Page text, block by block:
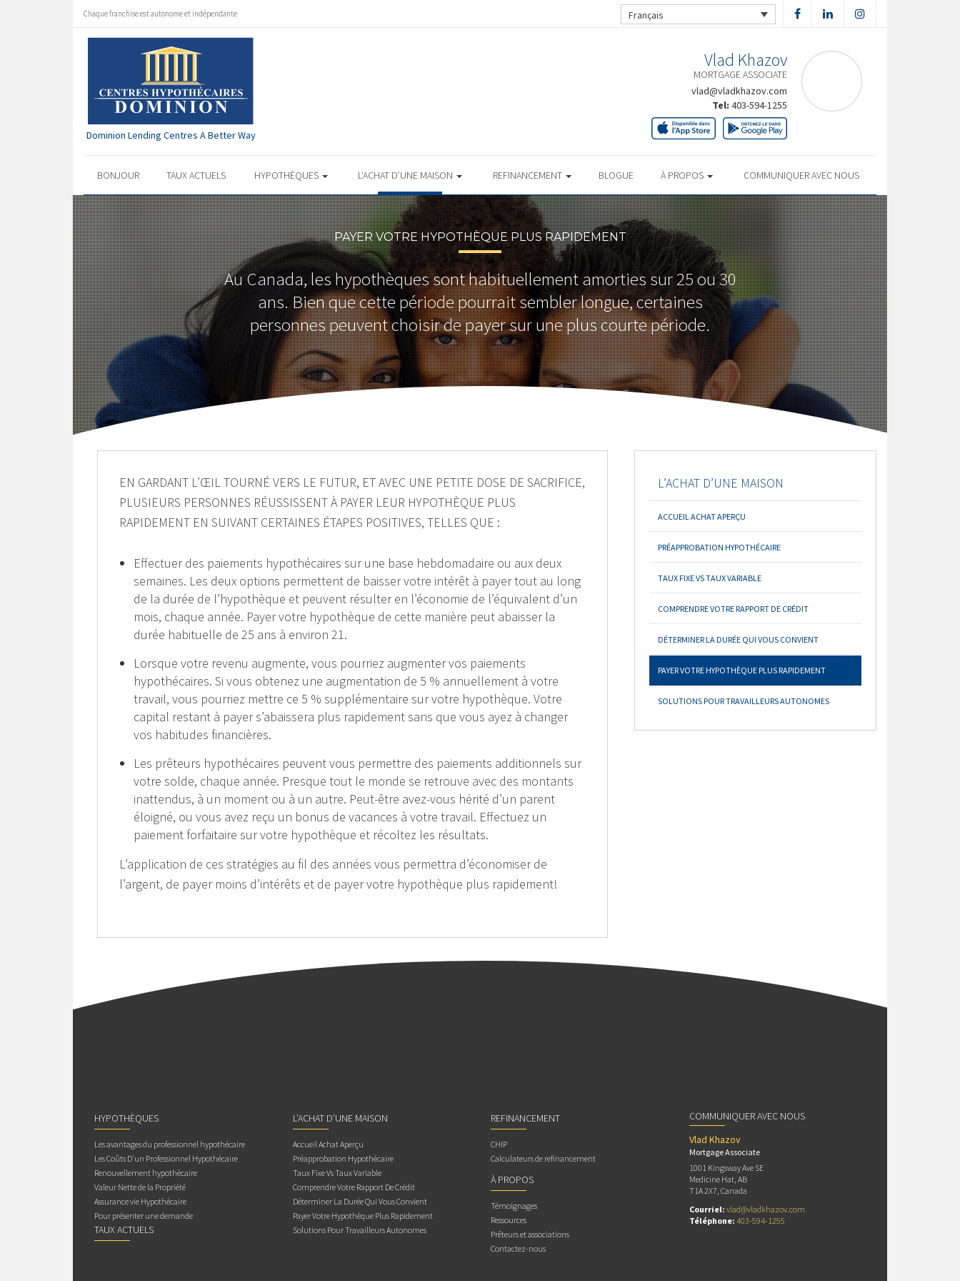
Chaque franchise est autonome et indépendante Français
Dominion Lending Centres A Better Way
Vlad Khazov
MORTGAGE ASSOCIATE
vlad@vladkhazov.com
Tel: 403-594-1255
BONJOUR TAUX ACTUELS HYPOTHÈQUES L’ACHAT D’UNE MAISON REFINANCEMENT BLOGUE À PROPOS COMMUNIQUER AVEC NOUS
PAYER VOTRE HYPOTHÈQUE PLUS RAPIDEMENT
Au Canada, les hypothèques sont habituellement amorties sur 25 ou 30
ans. Bien que cette période pourrait sembler longue, certaines
personnes peuvent choisir de payer sur une plus courte période.
EN GARDANT L’ŒIL TOURNÉ VERS LE FUTUR, ET AVEC UNE PETITE DOSE DE SACRIFICE,
PLUSIEURS PERSONNES RÉUSSISSENT À PAYER LEUR HYPOTHÈQUE PLUS
RAPIDEMENT EN SUIVANT CERTAINES ÉTAPES POSITIVES, TELLES QUE :
Effectuer des paiements hypothécaires sur une base hebdomadaire ou aux deux
semaines. Les deux options permettent de baisser votre intérêt à payer tout au long
de la durée de l’hypothèque et peuvent résulter en l’économie de l’équivalent d’un
mois, chaque année. Payer votre hypothèque de cette manière peut abaisser la
durée habituelle de 25 ans à environ 21.
Lorsque votre revenu augmente, vous pourriez augmenter vos paiements
hypothécaires. Si vous obtenez une augmentation de 5 % annuellement à votre
travail, vous pourriez mettre ce 5 % supplémentaire sur votre hypothèque. Votre
capital restant à payer s’abaissera plus rapidement sans que vous ayez à changer
vos habitudes financières.
Les prêteurs hypothécaires peuvent vous permettre des paiements additionnels sur
votre solde, chaque année. Presque tout le monde se retrouve avec des montants
inattendus, à un moment ou à un autre. Peut-être avez-vous hérité d’un parent
éloigné, ou vous avez reçu un bonus de vacances à votre travail. Effectuez un
paiement forfaitaire sur votre hypothèque et récoltez les résultats.
L’application de ces stratégies au fil des années vous permettra d’économiser de
l’argent, de payer moins d’intérêts et de payer votre hypothèque plus rapidement!
L’ACHAT D’UNE MAISON
ACCUEIL ACHAT APERÇU
PRÉAPPROBATION HYPOTHÉCAIRE
TAUX FIXE VS TAUX VARIABLE
COMPRENDRE VOTRE RAPPORT DE CRÉDIT
DÉTERMINER LA DURÉE QUI VOUS CONVIENT
PAYER VOTRE HYPOTHÈQUE PLUS RAPIDEMENT
SOLUTIONS POUR TRAVAILLEURS AUTONOMES
HYPOTHÈQUES
Les avantages du professionnel hypothécaire
Les Coûts D’un Professionnel Hypothécaire
Renouvellement hypothécaire
Valeur Nette de la Propriété
Assurance vie Hypothécaire
Pour présenter une demande
TAUX ACTUELS
L’ACHAT D’UNE MAISON
Accueil Achat Aperçu
Préapprobation Hypothécaire
Taux Fixe Vs Taux Variable
Comprendre Votre Rapport De Crédit
Déterminer La Durée Qui Vous Convient
Payer Votre Hypothèque Plus Rapidement
Solutions Pour Travailleurs Autonomes
REFINANCEMENT
CHIP
Calculateurs de refinancement
À PROPOS
Témoignages
Ressources
Prêteurs et associations
Contactez-nous
COMMUNIQUER AVEC NOUS
Vlad Khazov
Mortgage Associate
1001 Kingsway Ave SE
Medicine Hat, AB
T1A 2X7, Canada
Courriel: vlad@vladkhazov.com
Téléphone: 403-594-1255